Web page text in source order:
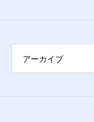
アーカイブ